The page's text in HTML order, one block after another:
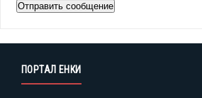
ПОРТАЛ ЕНКИ